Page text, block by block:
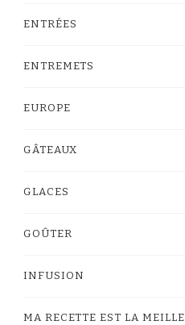
ENTRÉES
ENTREMETS
EUROPE
GÂTEAUX
GLACES
GOÛTER
INFUSION
MA RECETTE EST LA